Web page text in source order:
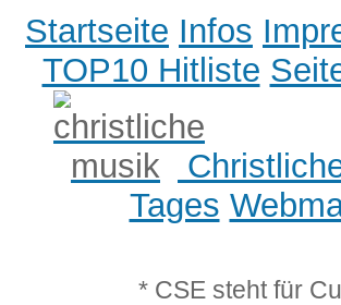
Startseite Infos
TOP10 Hitliste
Tages
* CSE steht für